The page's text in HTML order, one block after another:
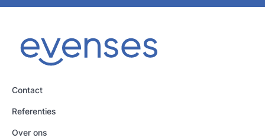
Contact
Referenties
Over ons